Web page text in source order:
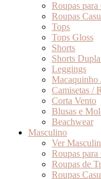
Roupas
Roupas
Tops
Tops Gloss
Shorts
Shorts
Leggings
Macaquinho
Camisetas /
Corta Vento
Blusas e
Beachwear
Masculino
Ver
Roupas
Roupas de
Roupas